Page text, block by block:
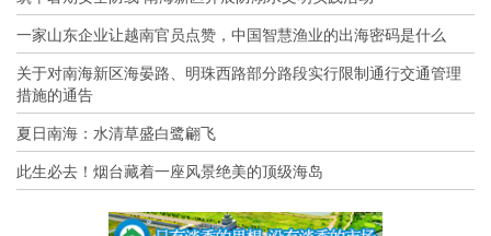
一家山东企业让越南官员点赞，中国智慧渔业的出海密码是什么
关于对南海新区海晏路、明珠西路部分路段实行限制通行交通管理
措施的通告
夏日南海：水清草盛白鹭翩飞
此生必去！烟台藏着一座风景绝美的顶级海岛